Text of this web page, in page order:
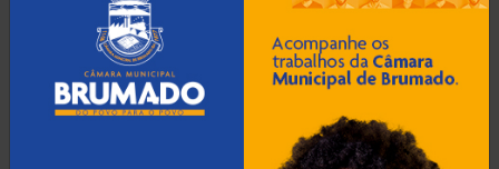
Bom Jesus da Lapa (507)
(152)